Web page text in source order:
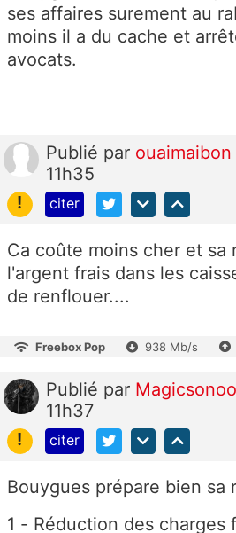
ses affaires surement au
moins il a du cache et
avocats.
Publié par ouaimaibon
11h35
!
citer
Ca coûte moins cher et sa
l'argent frais dans les
de renflouer....
Freebox Pop 938 Mb/s
Publié par Magicsonoo
11h37
!
citer
Bouygues prépare bien sa
1 - Réduction des charges